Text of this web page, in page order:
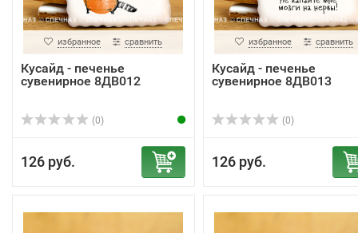
избранное сравнить
Кусайд - печенье
сувенирное 8ДВ012
(0)
126 руб.
избранное сравнить
Кусайд - печенье
сувенирное 8ДВ013
(0)
126 руб.